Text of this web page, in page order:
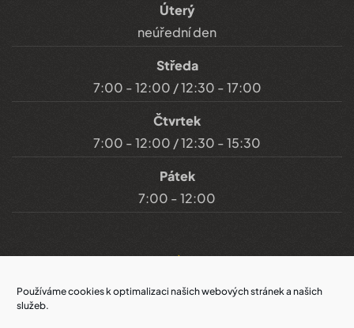
Používáme cookies k optimalizaci našich webových stránek a našich
služeb.
Úterý
neúřední den
Středa
7:00 - 12:00 / 12:30 - 17:00
Čtvrtek
7:00 - 12:00 / 12:30 - 15:30
Pátek
7:00 - 12:00
Důležité odkazy